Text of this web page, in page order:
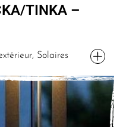
TINKA –
Solaires